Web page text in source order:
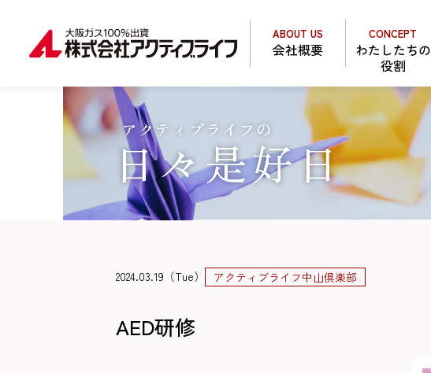
ABOUT US
会社概要
CONCEPT
わたしたちの
役割
2024.03.19（Tue） アクティブライフ中山倶楽部
AED研修